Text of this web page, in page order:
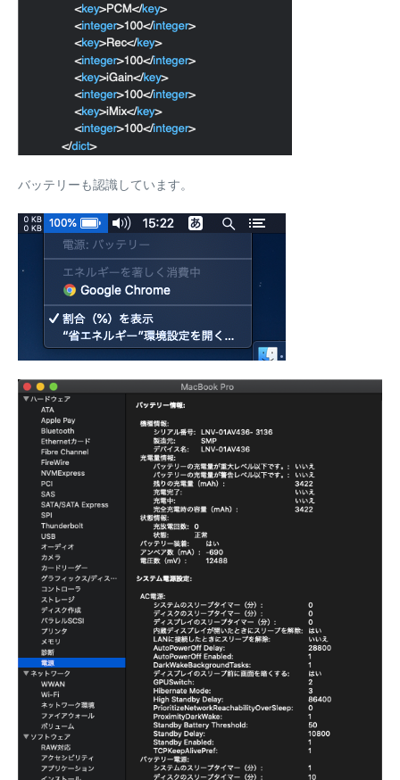
バッテリーも認識しています。